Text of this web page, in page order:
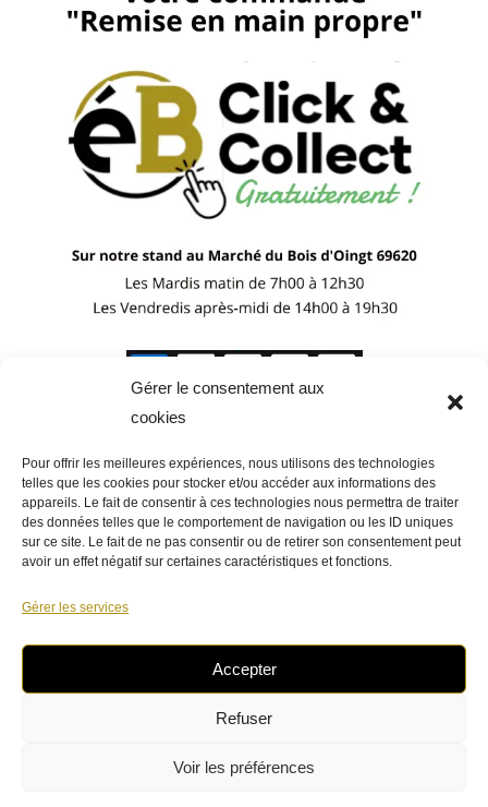
Gérer le consentement aux
cookies
Pour offrir les meilleures expériences, nous utilisons des technologies
telles que les cookies pour stocker et/ou accéder aux informations des
appareils. Le fait de consentir à ces technologies nous permettra de traiter
des données telles que le comportement de navigation ou les ID uniques
sur ce site. Le fait de ne pas consentir ou de retirer son consentement peut
avoir un effet négatif sur certaines caractéristiques et fonctions.
Gérer les services
Accepter
Refuser
Voir les préférences